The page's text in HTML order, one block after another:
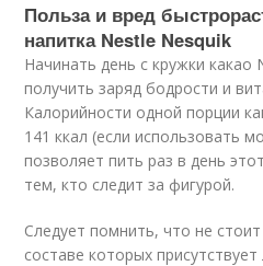
Польза и вред
напитка Nestle Nesquik
Начинать день с кружки какао
получить заряд бодрости и
Калорийности одной порции
141 ккал (если использовать
позволяет пить раз в день
тем, кто следит за фигурой.
Следует помнить, что не
составе которых